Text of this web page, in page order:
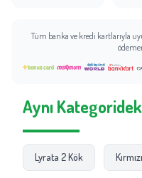
Tüm banka ve kredi kartlarıyla
Aynı
Lyrata 2 Kök